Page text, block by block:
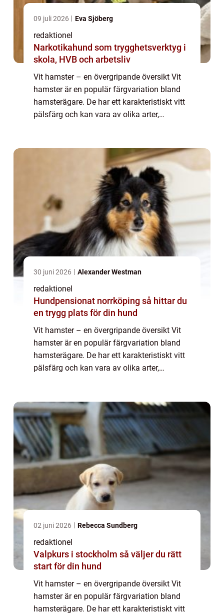
09 juli 2026 Eva Sjöberg
redaktionel
Narkotikahund som trygghetsverktyg i
skola, HVB och arbetsliv
Vit hamster – en övergripande översikt Vit
hamster är en populär färgvariation bland
hamsterägare. De har ett karakteristiskt vitt
pälsfärg och kan vara av olika arter,
30 juni 2026 Alexander Westman
redaktionel
Hundpensionat norrköping så hittar du
en trygg plats för din hund
Vit hamster – en övergripande översikt Vit
hamster är en populär färgvariation bland
hamsterägare. De har ett karakteristiskt vitt
pälsfärg och kan vara av olika arter,
02 juni 2026 Rebecca Sundberg
redaktionel
Valpkurs i stockholm så väljer du rätt
start för din hund
Vit hamster – en övergripande översikt Vit
hamster är en populär färgvariation bland
hamsterägare. De har ett karakteristiskt vitt